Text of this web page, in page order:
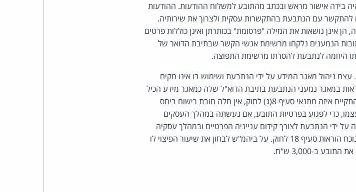
בידה אישור מראש ובכתב מהתובע למשלוח ההודעות. ההודעות
להתקשר עם הנתבעת בהתקשרות עסקית ולצרוך את שירותיה.
שנשלחו ללא הסכמה, הן אינן נושאות את המילה "פרסומת" בכותרתן ואינן כוללות פרטים
הנמענים נלקחו מרשימת אנשי הקשר שבתיבת הדואר של
היזומה לנתבעת להסרתו מרשימת התפוצה.
ניהול מאגר המידע על ידי הנתבעת ושימוש בו אינו מקים
במאגר נמעני הנתבעת בתיבת הדוא"ל שלה כמאגר מידע הכיל
מידע על תחום עיסוקם של הנמענים, הרי שמאחר ולא התקיים איזה מתנאי סעיף 8(ג) לחוק, אין חלה חובת רישום ביחס
כדי לפגוע בפרטיות התובע, אם נעשתה במהלך העסקים
ידי הנתבעת לצורך קידום ענייניה הפרטיים ובמהלך עסקיה
הרגיל ואלו אינם מקימים לתובע זכות לפיצוי, בין היתר לנוכח הוראות סעיף 18 לחוק. על ביהמ"ש לבחון את שיעור הפיצוי לו
ב-3,000 ש"ח.